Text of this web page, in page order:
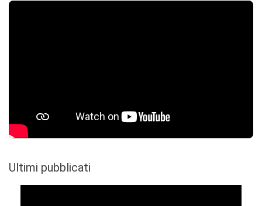
Ultimi pubblicati